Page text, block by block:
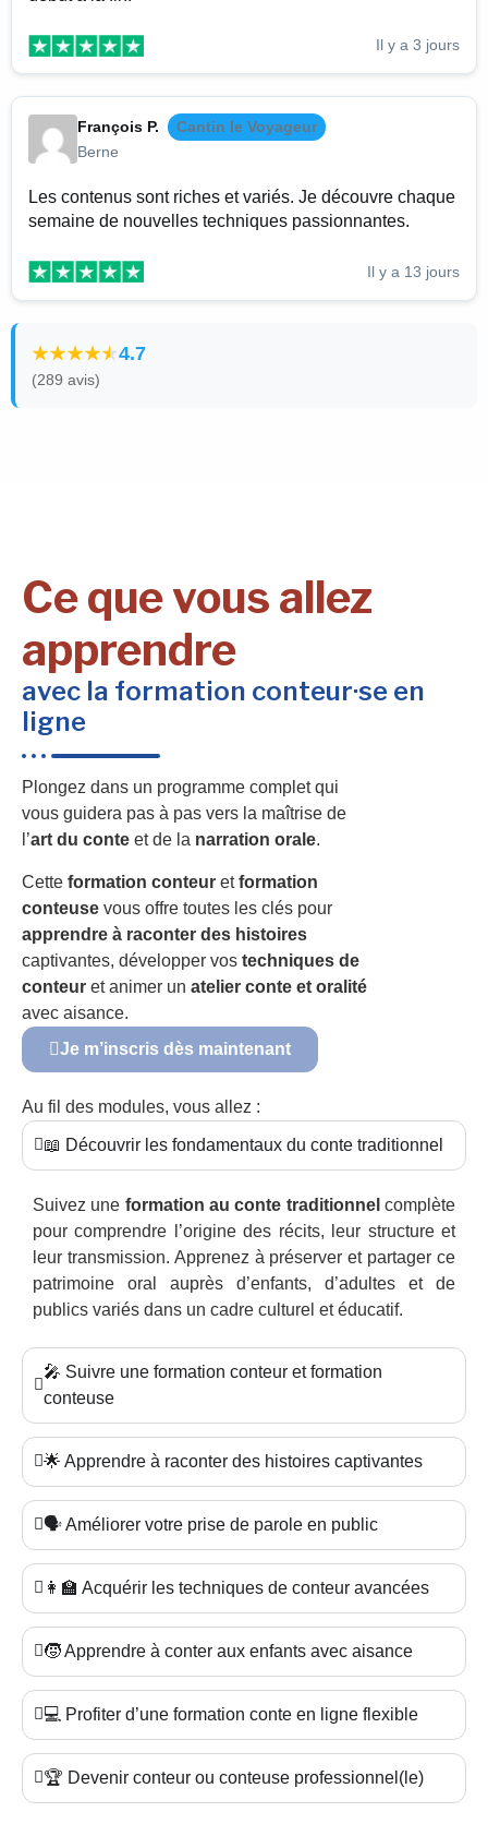
Il y a 3 jours
François P.
Cantin le Voyageur
Berne
Les contenus sont riches et variés. Je découvre chaque
semaine de nouvelles techniques passionnantes.
Il y a 13 jours
4.7
(289 avis)
Ce que vous allez
apprendre
avec la formation conteur·se en
ligne
Plongez dans un programme complet qui
vous guidera pas à pas vers la maîtrise de
l’art du conte et de la narration orale.
Cette formation conteur etformation
conteuse vous offre toutes les clés pour
apprendre à raconter des histoires
captivantes, développer vos techniques de
conteur et animer un atelier conte et oralité
avec aisance.
Je m’inscris dès maintenant
Au fil des modules, vous allez :
📖 Découvrir les fondamentaux du conte traditionnel
Suivez une formation au conte traditionnel complète
pour comprendre l’origine des récits, leur structure et
leur transmission. Apprenez à préserver et partager ce
patrimoine oral auprès d’enfants, d’adultes et de
publics variés dans un cadre culturel et éducatif.
🎤 Suivre une formation conteur et formation
conteuse
🌟 Apprendre à raconter des histoires captivantes
🗣️ Améliorer votre prise de parole en public
👩‍🏫 Acquérir les techniques de conteur avancées
🧒 Apprendre à conter aux enfants avec aisance
💻 Profiter d’une formation conte en ligne flexible
🏆 Devenir conteur ou conteuse professionnel(le)